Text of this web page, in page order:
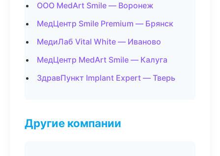
ООО MedArt Smile — Воронеж
МедЦентр Smile Premium — Брянск
МедиЛаб Vital White — Иваново
МедЦентр MedArt Smile — Калуга
ЗдравПункт Implant Expert — Тверь
Другие компании